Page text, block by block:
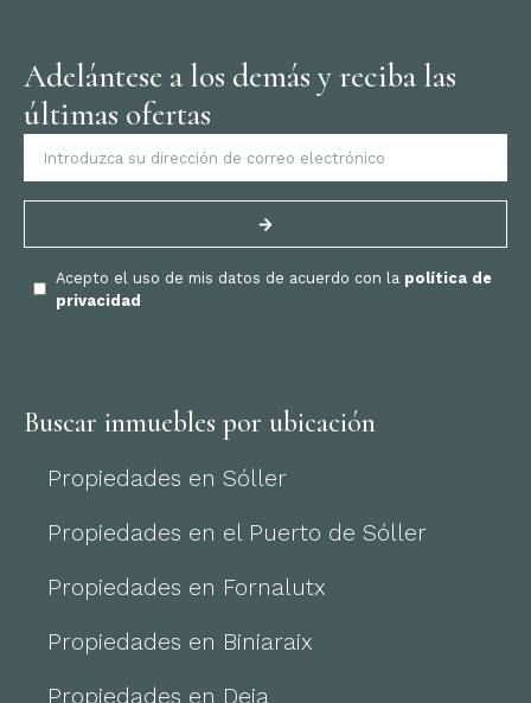
Adelántese a los demás y reciba las
últimas ofertas
Acepto el uso de mis datos de acuerdo con la política de
privacidad
Buscar inmuebles por ubicación
Propiedades en Sóller
Propiedades en el Puerto de Sóller
Propiedades en Fornalutx
Propiedades en Biniaraix
Propiedades en Deia